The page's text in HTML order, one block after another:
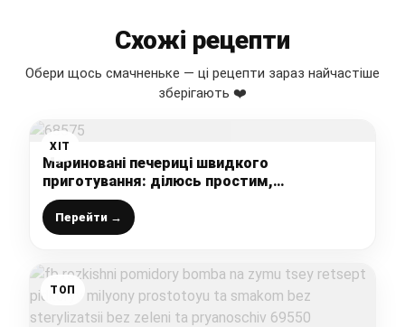
Схожі рецепти
Обери щось смачненьке — ці рецепти зараз найчастіше
зберігають ❤️
ХІТ
Мариновані печериці швидкого
приготування: ділюсь простим,
перевіреним рецептом смачних
маринованих грибочків
Перейти →
ТОП